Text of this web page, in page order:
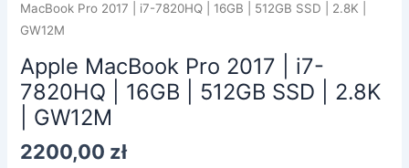
MacBook Pro 2017 | i7-7820HQ | 16GB | 512GB SSD | 2.8K |
GW12M
Apple MacBook Pro 2017 | i7-
7820HQ | 16GB | 512GB SSD | 2.8K
| GW12M
2200,00 zł